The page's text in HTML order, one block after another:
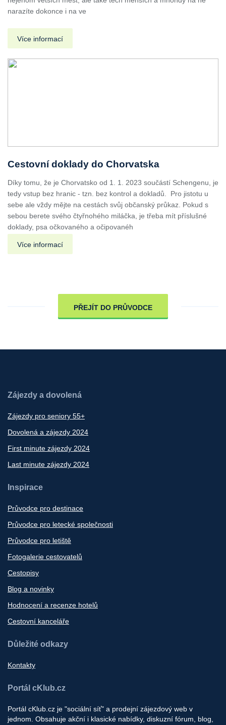
narazíte dokonce i na ve
Více informací
Cestovní doklady do Chorvatska
Díky tomu, že je Chorvatsko od 1. 1. 2023 součástí Schengenu, je
tedy vstup bez hranic - tzn. bez kontrol a dokladů. Pro jistotu u
sebe ale vždy mějte na cestách svůj občanský průkaz. Pokud s
sebou berete svého čtyřnohého miláčka, je třeba mít příslušné
doklady, psa očkovaného a očipovanéh
Více informací
PŘEJÍT DO PRŮVODCE
Zájezdy a dovolená
Zájezdy pro seniory 55+
Dovolená a zájezdy 2024
First minute zájezdy 2024
Last minute zájezdy 2024
Inspirace
Průvodce pro destinace
Průvodce pro letecké společnosti
Průvodce pro letiště
Fotogalerie cestovatelů
Cestopisy
Blog a novinky
Hodnocení a recenze hotelů
Cestovní kanceláře
Důležité odkazy
Kontakty
Portál cKlub.cz
Portál cKlub.cz je "sociální síť" a prodejní zájezdový web v
jednom. Obsahuje akční i klasické nabídky, diskuzní fórum, blog,